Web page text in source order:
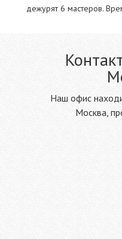
дежурят 6 мастеров.
Наш офис
Москва,